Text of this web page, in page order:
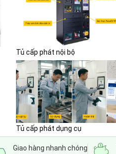
Tủ cấp phát nội bộ
Tủ cấp phát dụng cụ
Giao hàng nhanh chóng